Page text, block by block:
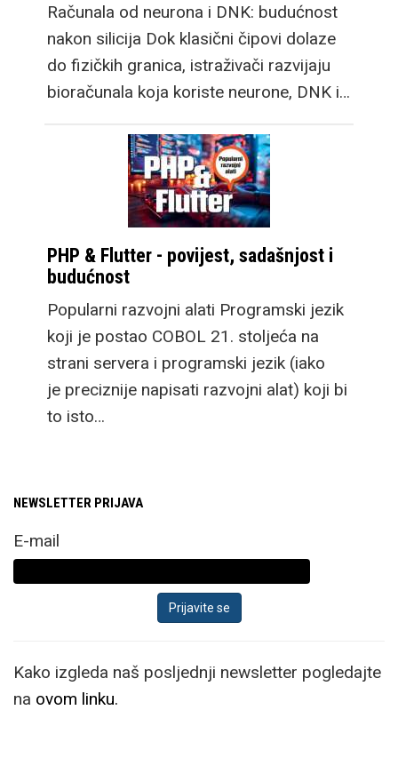
Računala od neurona i DNK: budućnost
nakon silicija Dok klasični čipovi dolaze
do fizičkih granica, istraživači razvijaju
bioračunala koja koriste neurone, DNK i…
PHP & Flutter - povijest, sadašnjost i
budućnost
Popularni razvojni alati Programski jezik
koji je postao COBOL 21. stoljeća na
strani servera i programski jezik (iako
je preciznije napisati razvojni alat) koji bi
to isto…
NEWSLETTER PRIJAVA
E-mail
Kako izgleda naš posljednji newsletter pogledajte
na ovom linku.